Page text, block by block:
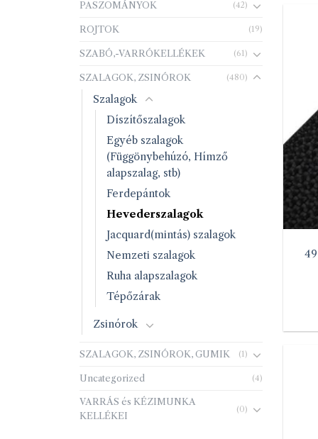
PASZOMÁNYOK (42)
ROJTOK (19)
SZABÓ,-VARRÓKELLÉKEK (61)
SZALAGOK, ZSINÓROK (480)
Szalagok
Díszítőszalagok
Egyéb szalagok
(Függönybehúzó, Hímző
alapszalag, stb)
Ferdepántok
Hevederszalagok
Jacquard(mintás) szalagok
Nemzeti szalagok
Ruha alapszalagok
Tépőzárak
Zsinórok
SZALAGOK, ZSINÓROK, GUMIK (1)
Uncategorized (4)
VARRÁS és KÉZIMUNKA
KELLÉKEI
(0)